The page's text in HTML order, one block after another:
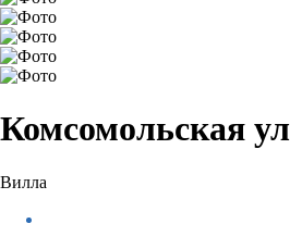
Комсомольская
Вилла